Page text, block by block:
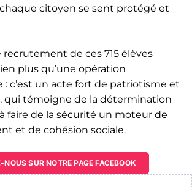
citoyen se sent protégé et
recrutement de ces 715 élèves
plus qu’une opération
: c’est un acte fort de patriotisme et
qui témoigne de la détermination
faire de la sécurité un moteur de
et de cohésion sociale.
NOUS SUR NOTRE PAGE FACEBOOK